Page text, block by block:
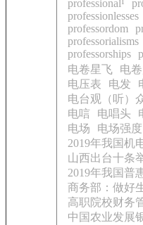
professional¹
professionlesses
professordom
professorialisms
professorships
电卷星飞
电
电压表
电发
电台观（听）
电唁
电唱头
电场
电场强度
2019年我国机
山西出台十条
2019年我国普
商务部：做好
高职院校财务
中国农业发展